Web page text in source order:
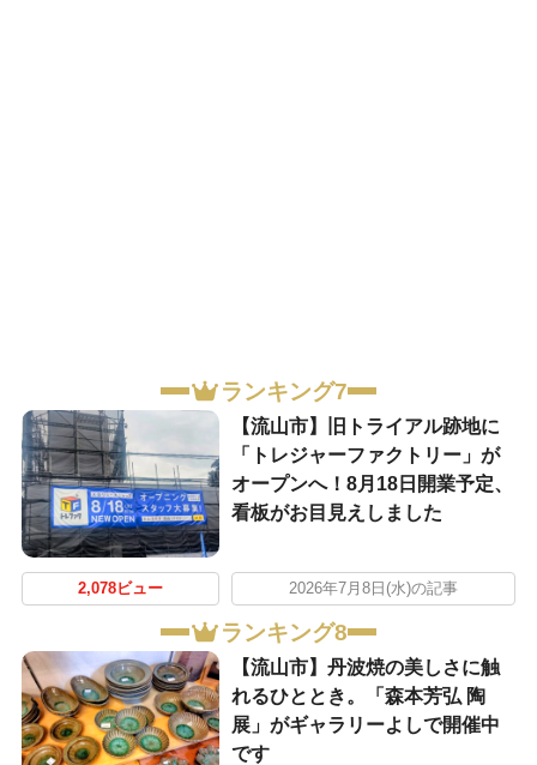
ランキング7
【流山市】旧トライアル跡地に
「トレジャーファクトリー」が
オープンへ！8月18日開業予定、
看板がお目見えしました
2,078ビュー 2026年7月8日(水)の記事
ランキング8
【流山市】丹波焼の美しさに触
れるひととき。「森本芳弘 陶
展」がギャラリーよしで開催中
です